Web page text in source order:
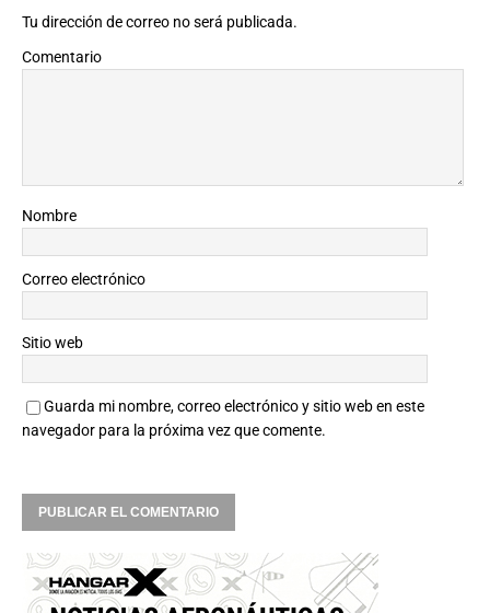
Tu dirección de correo no será publicada.
Comentario
Nombre
Correo electrónico
Sitio web
Guarda mi nombre, correo electrónico y sitio web en este
navegador para la próxima vez que comente.